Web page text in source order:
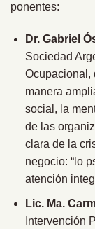
ponentes:
Dr. Gabriel
Sociedad
Ocupacional,
manera
social, la
de las
clara de la
negocio: “lo
atención
Lic. Ma.
Intervención